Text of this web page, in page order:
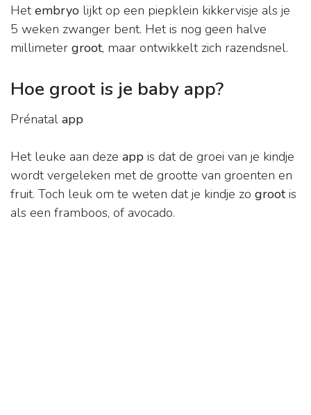
Hetembryo lijkt op een piepklein kikkervisje als je
5 weken zwanger bent. Het is nog geen halve
millimeter groot, maar ontwikkelt zich razendsnel.
Hoe groot is je baby app?
Prénatal app
Het leuke aan deze app is dat de groei van je kindje
wordt vergeleken met de grootte van groenten en
fruit. Toch leuk om te weten dat je kindje zo grootis
als een framboos, of avocado.